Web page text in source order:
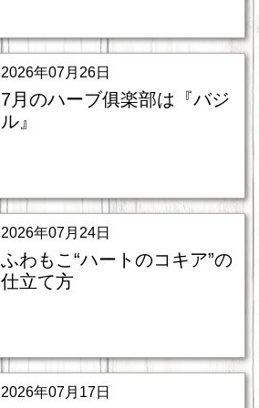
2026年07月26日
7月のハーブ俱楽部は『バジ
ル』
2026年07月24日
ふわもこ“ハートのコキア”の
仕立て方
2026年07月17日